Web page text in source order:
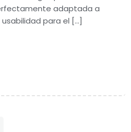
adaptada a
para el […]